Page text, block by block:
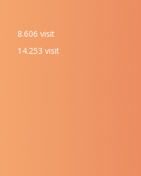
NASIONAL
TIMUR
NASIONAL
8.606 visit
14.253 visit